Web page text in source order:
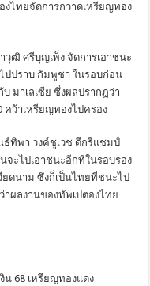
ไทยจัดการกวาดเหรียญทอง
วุฒิ ศรีบุญเพ็ง จัดการเอาชนะ
ปปราบ กัมพูชา ในรอบก่อน
มาเลเซีย ซึ่งผลปรากฏว่า
คว้าเหรียญทองไปครอง
ทิพา วงค์ชูเวช ดีกรีแชมป์
จะไปเอาชนะอีกทีในรอบรอง
ยดนาม ซึ่งก็เป็นไทยที่ชนะไป
าผลงานของทัพเปตองไทย
น 68 เหรียญทองแดง